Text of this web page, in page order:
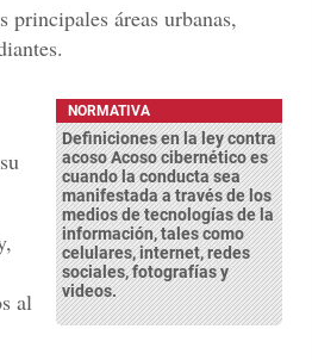
áreas urbanas,
NORMATIVA
Definiciones en la ley contra
acoso Acoso cibernético es
cuando la conducta sea
manifestada a través de los
medios de tecnologías de la
información, tales como
celulares, internet, redes
sociales, fotografías y
videos.
al